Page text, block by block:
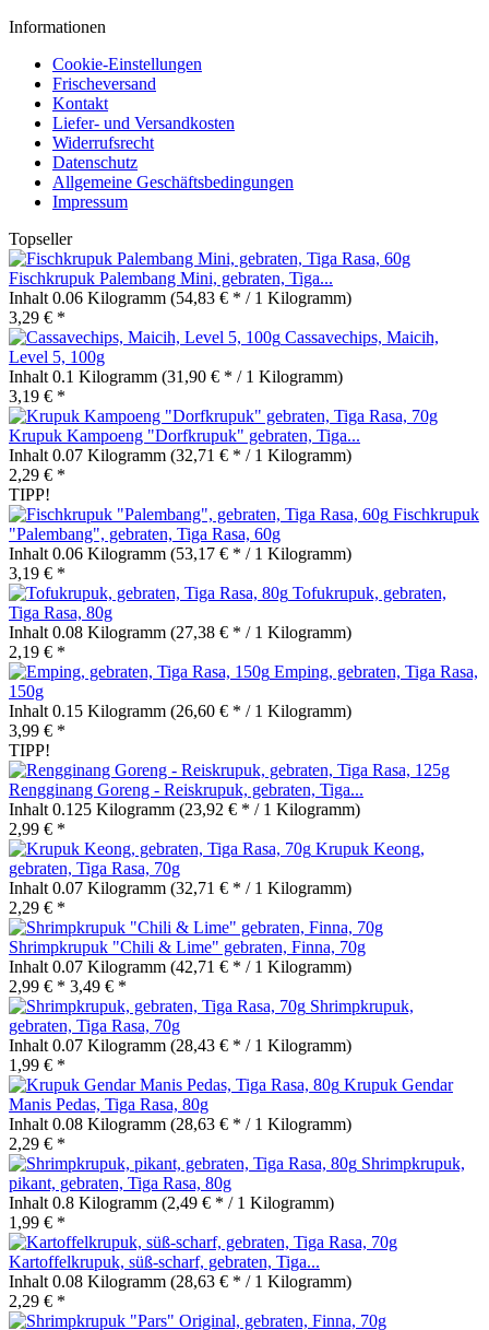
Informationen
Cookie-Einstellungen
Frischeversand
Kontakt
Liefer- und Versandkosten
Widerrufsrecht
Datenschutz
Allgemeine Geschäftsbedingungen
Impressum
Topseller
Fischkrupuk Palembang Mini, gebraten, Tiga...
Inhalt 0.06 Kilogramm (54,83 € * / 1 Kilogramm)
3,29 € *
Cassavechips, Maicih,
Level 5, 100g
Inhalt 0.1 Kilogramm (31,90 € * / 1 Kilogramm)
3,19 € *
Krupuk Kampoeng "Dorfkrupuk" gebraten, Tiga...
Inhalt 0.07 Kilogramm (32,71 € * / 1 Kilogramm)
2,29 € *
TIPP!
Fischkrupuk
"Palembang", gebraten, Tiga Rasa, 60g
Inhalt 0.06 Kilogramm (53,17 € * / 1 Kilogramm)
3,19 € *
Tofukrupuk, gebraten,
Tiga Rasa, 80g
Inhalt 0.08 Kilogramm (27,38 € * / 1 Kilogramm)
2,19 € *
Emping, gebraten, Tiga Rasa,
150g
Inhalt 0.15 Kilogramm (26,60 € * / 1 Kilogramm)
3,99 € *
TIPP!
Rengginang Goreng - Reiskrupuk, gebraten, Tiga...
Inhalt 0.125 Kilogramm (23,92 € * / 1 Kilogramm)
2,99 € *
Krupuk Keong,
gebraten, Tiga Rasa, 70g
Inhalt 0.07 Kilogramm (32,71 € * / 1 Kilogramm)
2,29 € *
Shrimpkrupuk "Chili & Lime" gebraten, Finna, 70g
Inhalt 0.07 Kilogramm (42,71 € * / 1 Kilogramm)
2,99 € * 3,49 € *
Shrimpkrupuk,
gebraten, Tiga Rasa, 70g
Inhalt 0.07 Kilogramm (28,43 € * / 1 Kilogramm)
1,99 € *
Krupuk Gendar
Manis Pedas, Tiga Rasa, 80g
Inhalt 0.08 Kilogramm (28,63 € * / 1 Kilogramm)
2,29 € *
Shrimpkrupuk,
pikant, gebraten, Tiga Rasa, 80g
Inhalt 0.8 Kilogramm (2,49 € * / 1 Kilogramm)
1,99 € *
Kartoffelkrupuk, süß-scharf, gebraten, Tiga...
Inhalt 0.08 Kilogramm (28,63 € * / 1 Kilogramm)
2,29 € *